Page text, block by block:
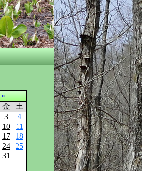
»
金
土
3
4
10
11
17
18
24
25
31